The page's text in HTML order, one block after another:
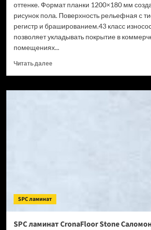
оттенке. Формат планки 1200×180 мм
рисунок пола. Поверхность рельефная с
регистр и брашированием.43 класс
позволяет укладывать покрытие в
помещениях...
Читать далееПрочитать
SPC
SPC ламинат
SPC ламинат CronaFloor Stone